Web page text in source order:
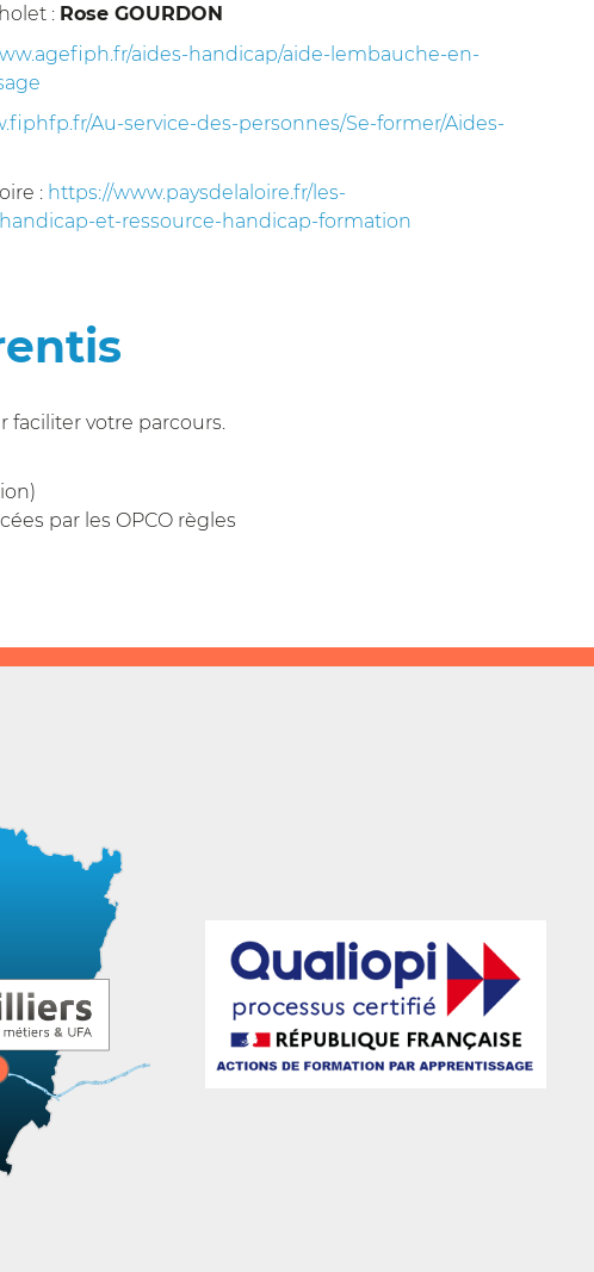
: Rose GOURDON
aides-handicap/aide-lembauche-en-
Au-service-des-personnes/Se-former/Aides-
: https://www.paysdelaloire.fr/les-
et-ressource-handicap-formation
faciliter votre parcours.
par les OPCO règles